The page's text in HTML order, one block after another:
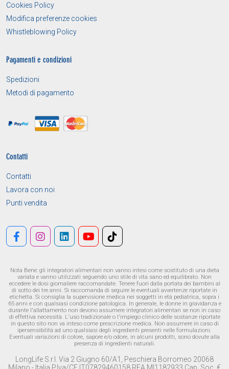
Cookies Policy
Modifica preferenze cookies
Whistleblowing Policy
Pagamenti e condizioni
Spedizioni
Metodi di pagamento
Contatti
Contatti
Lavora con noi
Punti vendita
Nota Bene: gli integratori alimentari non vanno intesi come sostituto di una dieta
variata e vanno utilizzati seguendo uno stile di vita sano ed equilibrato. Non
eccedere le dosi giornaliere raccomandate. Tenere fuori dalla portata dei bambini al
di sotto dei tre anni. Si raccomanda di seguire le eventuali avvertenze riportate in
etichetta. Si consiglia la supervisione medica nei soggetti in età pediatrica, sopra i
65 anni e con qualsiasi condizione patologica. In generale, le donne in gravidanza e
durante l'allattamento non devono assumere integratori alimentari se non in caso
di effettiva necessità. L'uso tradizionale o l'impiego clinico delle sostanze riportate
in questo sito non va inteso come prescrizione medica. Non assumere in caso di
ipersensibilità ad uno qualsiasi degli ingredienti presenti nelle formulazioni.
Eventuali variazioni di colore, sapore e/o odore, in alcuni prodotti, sono dovute alla
presenza di ingredienti naturali.
LongLife S.r.l. Via 2 Giugno 60/A1, Peschiera Borromeo 20068
Milano - Italia P.Iva/CF IT07829460158 REA MI1182933 Cap. Soc. €